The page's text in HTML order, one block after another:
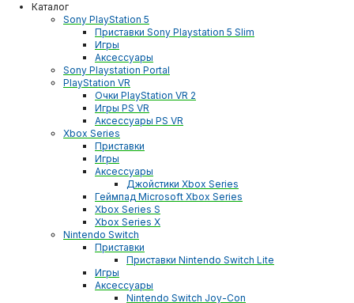
Каталог
Sony PlayStation 5
Приставки Sony Playstation 5 Slim
Игры
Аксессуары
Sony Playstation Portal
PlayStation VR
Очки PlayStation VR 2
Игры PS VR
Аксессуары PS VR
Xbox Series
Приставки
Игры
Аксессуары
Джойстики Xbox Series
Геймпад Microsoft Xbox Series
Xbox Series S
Xbox Series X
Nintendo Switch
Приставки
Приставки Nintendo Switch Lite
Игры
Аксессуары
Nintendo Switch Joy-Con